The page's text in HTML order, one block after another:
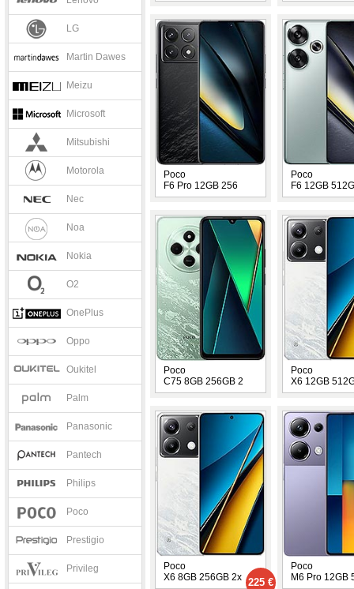
LG
Martin Dawes
Meizu
Microsoft
Mitsubishi
Motorola
Nec
Noa
Nokia
O2
OnePlus
Oppo
Oukitel
Palm
Panasonic
Pantech
Philips
Poco
Prestigio
Privileg
Poco
F6 Pro 12GB 256
Poco
F6 12GB
Poco
C75 8GB 256GB 2
Poco
X6 12GB
Poco
X6 8GB 256GB 2x 225 €
Poco
M6 Pro 12GB